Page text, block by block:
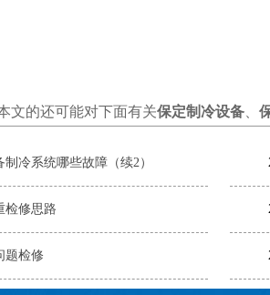
文的还可能对下面有关保定制冷设备
冷系统哪些故障（续2）
检修思路
题检修